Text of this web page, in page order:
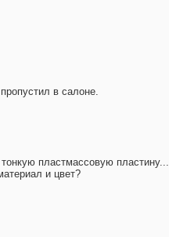
в салоне.
пластмассовую пластину...
и цвет?